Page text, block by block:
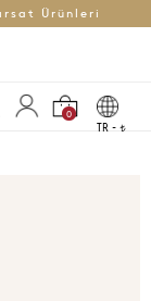
Ürünleri
0
TR - t